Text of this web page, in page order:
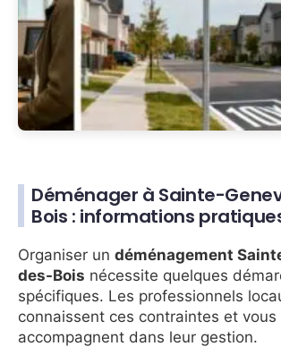
Déménager à Sainte-
Bois : informations
Organiser un déménagement
des-Bois nécessite quelques
spécifiques. Les professionnels
connaissent ces contraintes et vous
accompagnent dans leur gestion.